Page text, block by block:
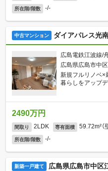
所在階/階数 -/-
中古マンション ダイアパレス光
広島電鉄江波線/
広島県広島市中
新規フルリノベ×
暮らしをアップ
2490万円
間取り 2LDK 専有面積 59.72m²（
所在階/階数 -/-
新築一戸建て 広島県広島市中区